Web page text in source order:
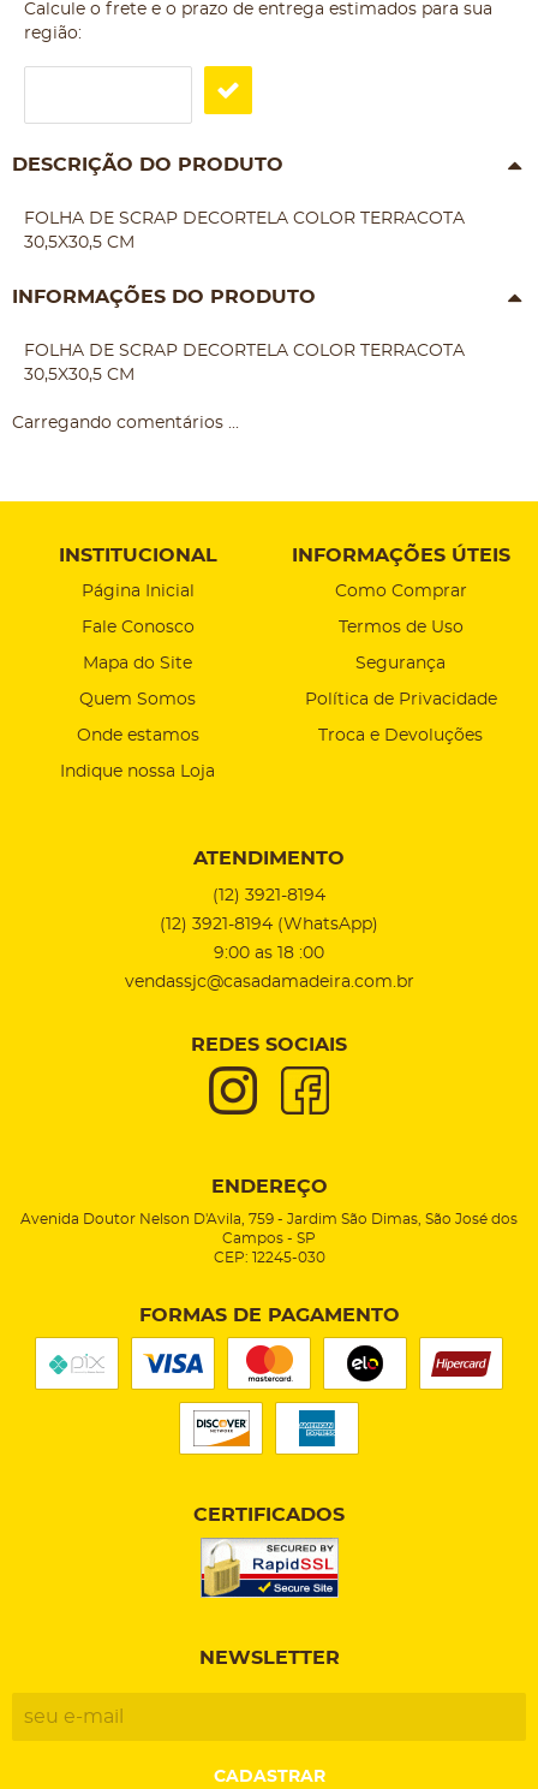
Calcule o frete e o prazo de entrega estimados para sua
região:
DESCRIÇÃO DO PRODUTO
FOLHA DE SCRAP DECORTELA COLOR TERRACOTA
30,5X30,5 CM
INFORMAÇÕES DO PRODUTO
FOLHA DE SCRAP DECORTELA COLOR TERRACOTA
30,5X30,5 CM
Carregando comentários ...
INSTITUCIONAL
Página Inicial
Fale Conosco
Mapa do Site
Quem Somos
Onde estamos
Indique nossa Loja
INFORMAÇÕES ÚTEIS
Como Comprar
Termos de Uso
Segurança
Política de Privacidade
Troca e Devoluções
ATENDIMENTO
(12) 3921-8194
(12) 3921-8194 (WhatsApp)
9:00 as 18 :00
vendassjc@casadamadeira.com.br
REDES SOCIAIS
ENDEREÇO
Avenida Doutor Nelson D'Avila, 759 - Jardim São Dimas, São José dos
Campos - SP
CEP: 12245-030
FORMAS DE PAGAMENTO
CERTIFICADOS
NEWSLETTER
CADASTRAR